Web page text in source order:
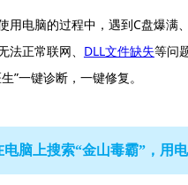
用电脑的过程中，遇到C盘爆满
法正常联网、 DLL文件缺失等问
”一键诊断，一键修复。
电脑上搜索“金山毒霸”，用